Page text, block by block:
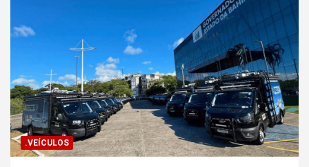
.VEÍCULOS